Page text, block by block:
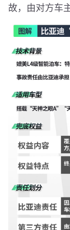
故，由对方车